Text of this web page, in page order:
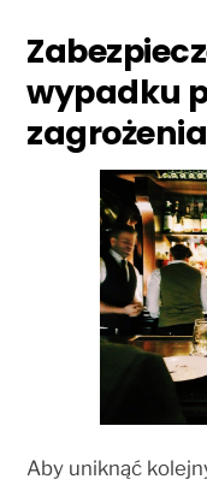
wypadku
Aby uniknąć